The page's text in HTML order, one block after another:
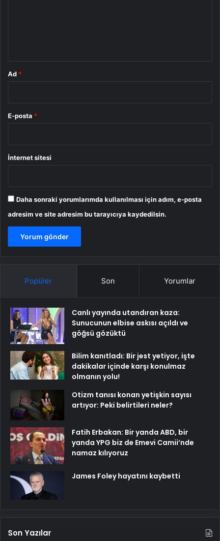
Ad *
E-posta *
İnternet sitesi
Daha sonraki yorumlarımda kullanılması için adım, e-posta
adresim ve site adresim bu tarayıcıya kaydedilsin.
Popüler Son Yorumlar
Canlı yayında utandıran kaza:
Sunucunun elbise askısı açıldı ve
göğsü gözüktü
Bilim kanıtladı: Bir jest yetiyor, işte
dakikalar içinde karşı konulmaz
olmanın yolu!
Otizm tanısı konan yetişkin sayısı
artıyor: Peki belirtileri neler?
Fatih Erbakan: Bir yanda ABD, bir
yanda YPG biz de Emevi Camii’nde
namaz kılıyoruz
James Foley hayatını kaybetti
Son Yazılar